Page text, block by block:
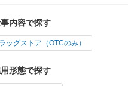
内容で探す
ッグストア（OTCのみ）
形態で探す